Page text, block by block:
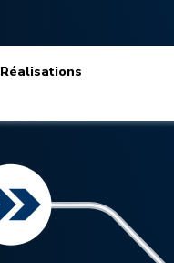
Réalisations